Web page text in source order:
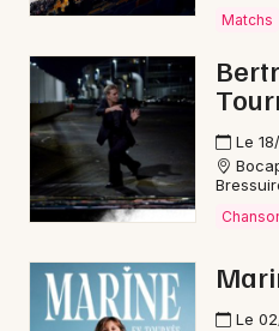
79 - Deux-Sèvres
Choisir mes départements
Mon email
Matchs
Le
Le